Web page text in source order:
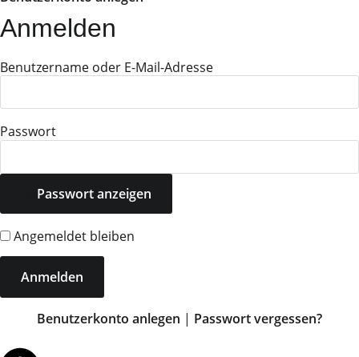
Anmelden
Benutzername oder E-Mail-Adresse
Passwort
Passwort anzeigen
Angemeldet bleiben
Benutzerkonto anlegen | Passwort vergessen?